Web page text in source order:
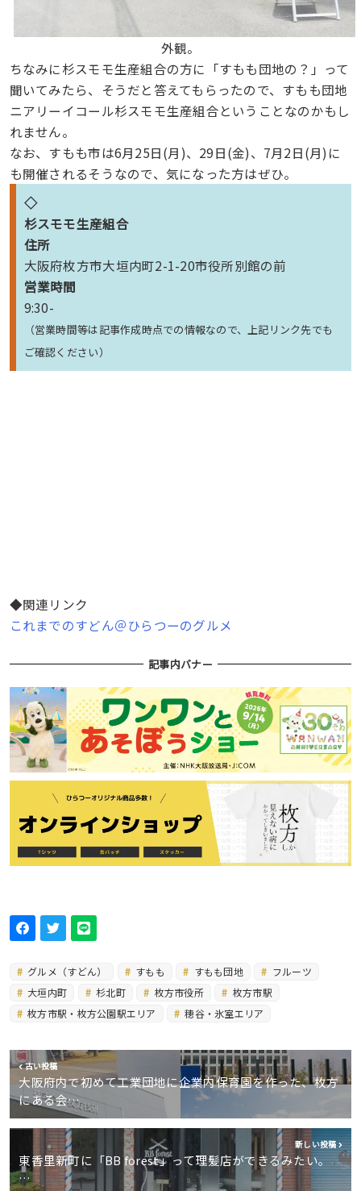
外観。
ちなみに杉スモモ生産組合の方に「すもも団地の？」って
聞いてみたら、そうだと答えてもらったので、すもも団地
ニアリーイコール杉スモモ生産組合ということなのかもし
れません。
なお、すもも市は6月25日(月)、29日(金)、7月2日(月)に
も開催されるそうなので、気になった方はぜひ。
◇
杉スモモ生産組合
住所
大阪府枚方市大垣内町2-1-20市役所別館の前
営業時間
9:30-
（営業時間等は記事作成時点での情報なので、上記リンク先でも
ご確認ください）
◆関連リンク
これまでのすどん＠ひらつーのグルメ
記事内バナー
グルメ（すどん） すもも すもも団地
フルーツ
大垣内町
杉北町 枚方市役所
枚方市駅
枚方市駅・枚方公園駅エリア
穂谷・氷室エリア
古い投稿
大阪府内で初めて工業団地に企業内保育園を作った、枚方
にある会…
新しい投稿
東香里新町に「BB forest」って理髪店ができるみたい。
…